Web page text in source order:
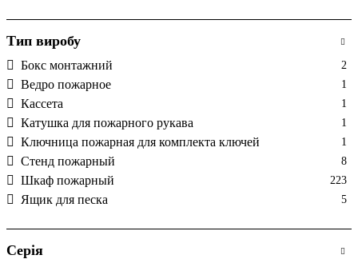
Тип виробу
Бокс монтажний 2
Ведро пожарное 1
Кассета 1
Катушка для пожарного рукава 1
Ключница пожарная для комплекта ключей 1
Стенд пожарный 8
Шкаф пожарный 223
Ящик для песка 5
Серія